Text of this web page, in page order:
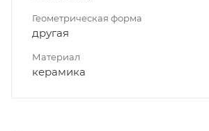
Геометрическая форма
другая
Материал
керамика